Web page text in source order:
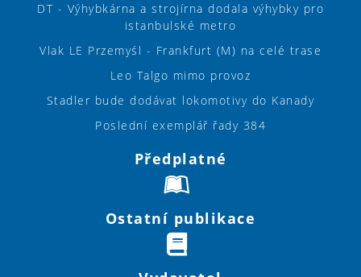
DT - Výhybkárna a strojírna dodala výhybky pro
istanbulské metro
Vlak LE Przemyśl - Frankfurt (M) na celé trase
Leo Talgo mimo provoz
Stadler bude dodávat lokomotivy do Kanady
Poslední exemplář řady 384
Předplatné
Ostatní publikace